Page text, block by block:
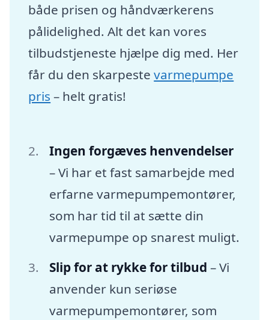
både prisen og håndværkerens
pålidelighed. Alt det kan vores
tilbudstjeneste hjælpe dig med. Her
får du den skarpestevarmepumpe
pris – helt gratis!
Ingen forgæves henvendelser
– Vi har et fast samarbejde med
erfarne varmepumpemontører,
som har tid til at sætte din
varmepumpe op snarest muligt.
Slip for at rykke for tilbud – Vi
anvender kun seriøse
varmepumpemontører, som